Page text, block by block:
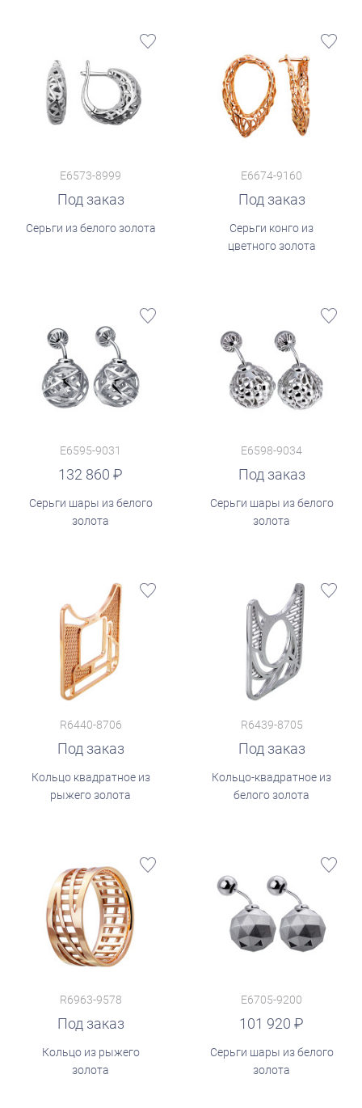
E6573-8999
Под заказ
Серьги из белого золота
E6674-9160
Под заказ
Серьги конго из
цветного золота
E6595-9031
132 860
Серьги шары из белого
золота
E6598-9034
Под заказ
Серьги шары из белого
золота
R6440-8706
Под заказ
Кольцо квадратное из
рыжего золота
R6439-8705
Под заказ
Кольцо-квадратное из
белого золота
R6963-9578
Под заказ
Кольцо из рыжего
золота
E6705-9200
101 920
руб.
Серьги шары из белого
золота